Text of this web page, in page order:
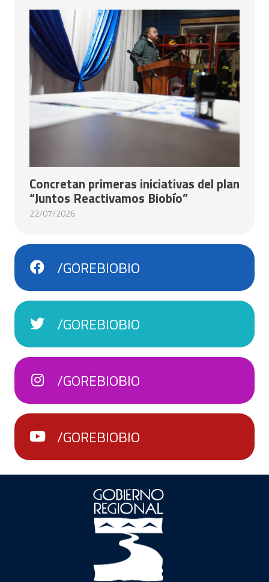
Concretan primeras iniciativas del plan
“Juntos Reactivamos Biobío”
22/07/2026
/GOREBIOBIO
/GOREBIOBIO
/GOREBIOBIO
/GOREBIOBIO